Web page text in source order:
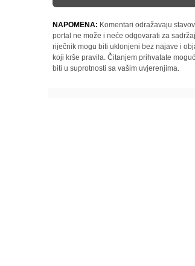
NAPOMENA: Komentari odražavaju
portal ne može i neće odgovarati za
riječnik mogu biti uklonjeni bez najave i
koji krše pravila. Čitanjem prihvatate
biti u suprotnosti sa vašim uvjerenjima.